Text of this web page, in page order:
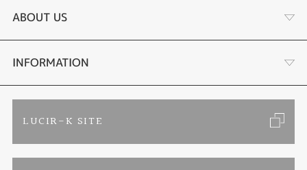
婚約指輪
結婚指輪
ブランドリスト
オーダーメイド専用サイト
リフォーム
金・プラチナ買取り
金属アレルギーお悩み相談
プロポーズ相談室
ABOUT US
会社概要
お客様の声
INFORMATION
LUCIR-K SITE